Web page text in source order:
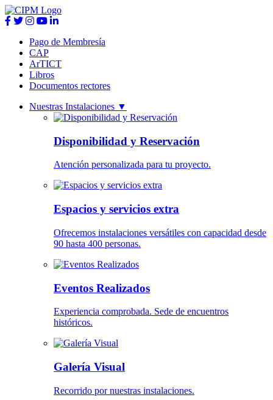
Pago de Membresía
CAP
ArTICT
Libros
Documentos rectores
Nuestras Instalaciones ▼
Disponibilidad y Reservación
Atención personalizada para tu proyecto.
Espacios y servicios extra
Ofrecemos instalaciones versátiles con capacidad desde
90 hasta 400 personas.
Eventos Realizados
Experiencia comprobada. Sede de encuentros
históricos.
Galería Visual
Recorrido por nuestras instalaciones.